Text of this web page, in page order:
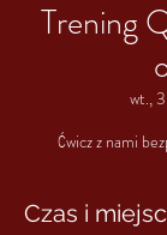
Trening
wt.,
Ćwicz z nami
Czas i